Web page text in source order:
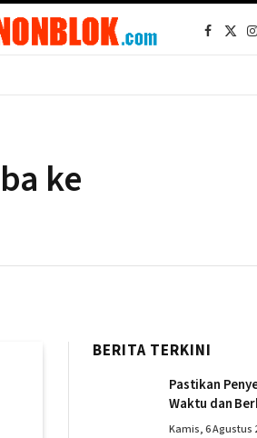
Facebook
X
ke
BERITA TERKINI
Pastikan
Waktu dan
Tinjau
Kamis, 6 Agustus